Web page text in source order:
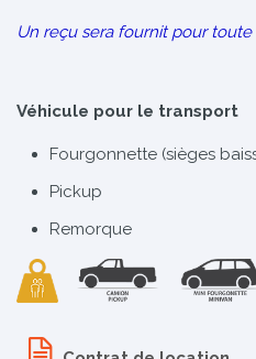
Un reçu sera fournit pour
Véhicule pour le transport
Fourgonnette (sièges
Pickup
Remorque